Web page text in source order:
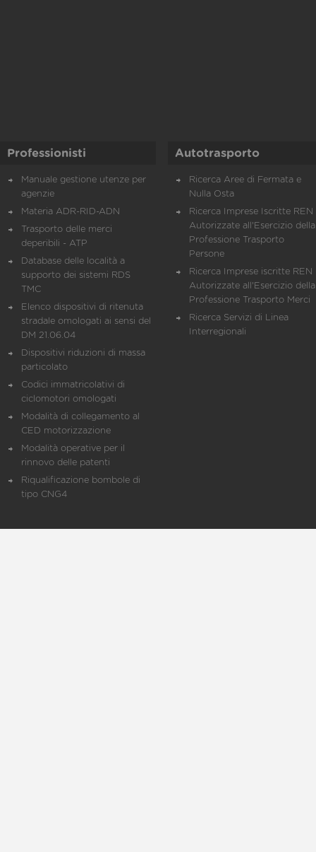
Professionisti
Manuale gestione utenze per
agenzie
Materia ADR-RID-ADN
Trasporto delle merci
deperibili - ATP
Database delle località a
supporto dei sistemi RDS
TMC
Elenco dispositivi di ritenuta
stradale omologati ai sensi del
DM 21.06.04
Dispositivi riduzioni di massa
particolato
Codici immatricolativi di
ciclomotori omologati
Modalità di collegamento al
CED motorizzazione
Modalità operative per il
rinnovo delle patenti
Riqualificazione bombole di
tipo CNG4
Autotrasporto
Ricerca Aree di Fermata e
Nulla Osta
Ricerca Imprese Iscritte REN
Autorizzate all'Esercizio della
Professione Trasporto
Persone
Ricerca Imprese iscritte REN
Autorizzate all'Esercizio della
Professione Trasporto Merci
Ricerca Servizi di Linea
Interregionali